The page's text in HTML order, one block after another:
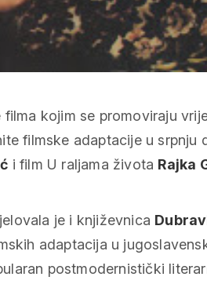
filma kojim se promoviraju
filmske adaptacije u srpnju
i film U raljama života Rajka
je i književnica
adaptacija u
postmodernistički